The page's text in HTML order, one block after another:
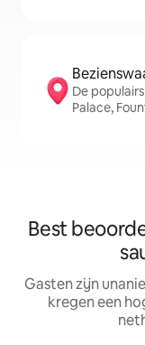
De
Palace,
Best
Gasten zijn
kregen een